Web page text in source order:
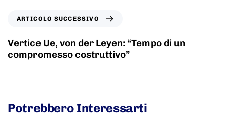
ARTICOLO SUCCESSIVO
Vertice Ue, von der Leyen: “Tempo di un
compromesso costruttivo”
Potrebbero Interessarti